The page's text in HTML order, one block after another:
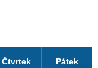
Čtvrtek Pátek